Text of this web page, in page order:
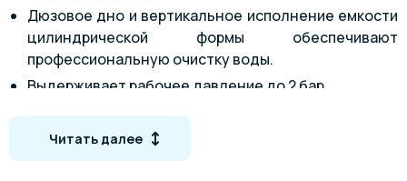
Дюзовое дно и вертикальное исполнение емкости
цилиндрической формы обеспечивают
профессиональную очистку воды.
Выдерживает рабочее давление до 2 бар
Оригинальный современный дизайн.
Боковое подключение сверху и снизу бочки.
Имеет боковое и загрузочное ревизионное
Читать далее